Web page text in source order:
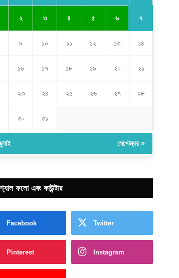
২ ৩ ৪ ৫ ৬ ৭
৯ ১০ ১১ ১২ ১৩ ১৪
১৬ ১৭ ১৮ ১৯ ২০ ২১
২৩ ২৪ ২৫ ২৬ ২৭ ২৮
৩০ ৩১
সেপ্টেম্বর »
ফলো এবং কাউন্টার
Facebook Twitter
Pinterest Instagram